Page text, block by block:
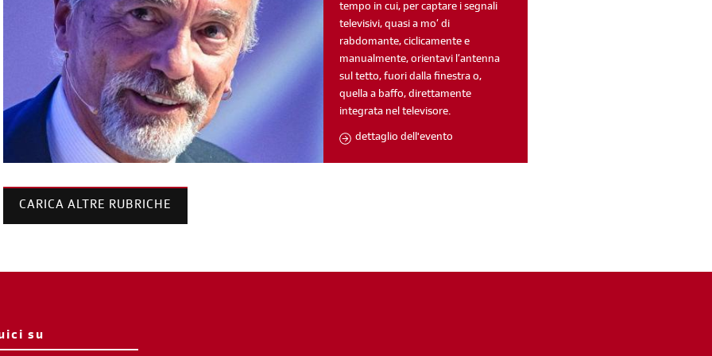
tempo in cui, per captare i segnali
televisivi, quasi a mo’ di
rabdomante, ciclicamente e
manualmente, orientavi l’antenna
sul tetto, fuori dalla finestra o,
quella a baffo, direttamente
integrata nel televisore.
dettaglio dell'evento
CARICA ALTRE RUBRICHE
su